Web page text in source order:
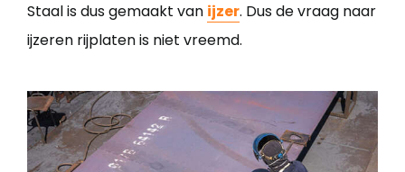
Staal is dus gemaakt van ijzer. Dus de vraag naar
ijzeren rijplaten is niet vreemd.